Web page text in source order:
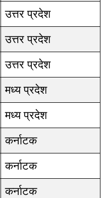
उत्तर प्रदेश
उत्तर प्रदेश
उत्तर प्रदेश
मध्य प्रदेश
मध्य प्रदेश
कर्नाटक
कर्नाटक
कर्नाटक